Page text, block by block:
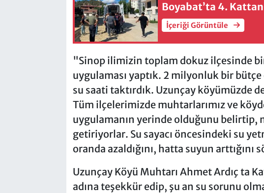
Boyabat’ta 4.
İçeriği Görüntüle
"Sinop ilimizin toplam dokuz ilçesinde
uygulaması yaptık. 2 milyonluk bir
su saati taktırdık. Uzunçay köyümüzde
Tüm ilçelerimizde muhtarlarımız ve
uygulamanın yerinde olduğunu
getiriyorlar. Su sayacı öncesindeki su
oranda azaldığını, hatta suyun
Uzunçay Köyü Muhtarı Ahmet Ardıç ta
adına teşekkür edip, şu an su sorunu